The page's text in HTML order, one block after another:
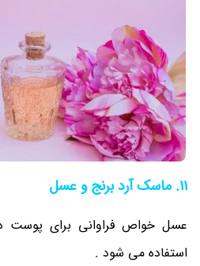
11. ماسک آرد برنج و عسل
عسل خواص فراوانی برای پوست
استفاده می شود .